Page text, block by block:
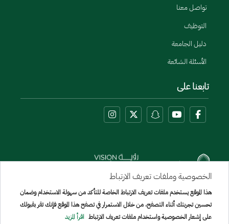
تواصل معنا
التوظيف
دليل الجامعة
الأسئلة الشائعة
تابعنا على
Menu Copyright
خريطة الموقع
الخصوصية وملفات تعريف الارتباط
هذا الموقع يستخدم ملفات تعريف الارتباط الخاصة للتأكد من سهولة الاستخدام وضمان
تحسين تجربتك أثناء التصفح، من خلال الاستمرار في تصفح هذا الموقع فإنك تقر بقبولك
على إشعار الخصوصية واستخدام ملفات تعريف الارتباط اقرأ المزيد